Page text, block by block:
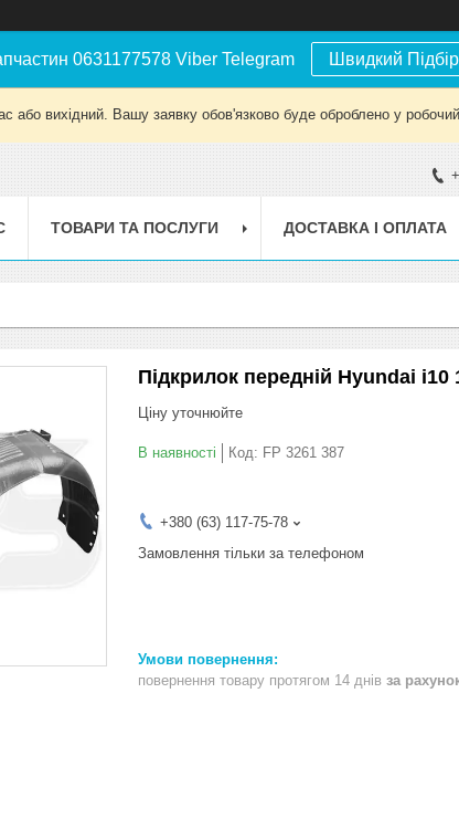
0631177578 Viber Telegram Швидкий Підбір
або вихідний. Вашу заявку обов'язково буде оброблено у
ТОВАРИ ТА ПОСЛУГИ ДОСТАВКА І ОПЛАТА
Підкрилок передній Hyundai i10
Ціну уточнюйте
В наявності Код: FP 3261 387
+380 (63) 117-75-78
Замовлення тільки за телефоном
повернення товару протягом 14 днів за